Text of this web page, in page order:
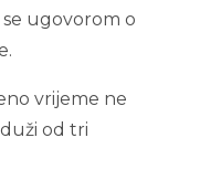
ugovorom o
vrijeme ne
od tri